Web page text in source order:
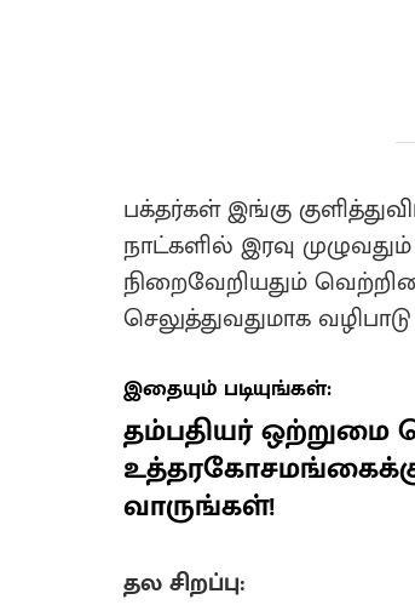
பக்தர்கள் இங்கு
நாட்களில் இரவு
நிறைவேறியதும்
செலுத்துவதுமாக
இதையும் படியுங்கள்:
தம்பதியர் ஒற்றுமை
வாருங்கள்!
தல சிறப்பு: